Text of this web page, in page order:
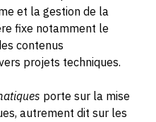
et la gestion de la
fixe notamment le
contenus
projets techniques.
porte sur la mise
autrement dit sur les